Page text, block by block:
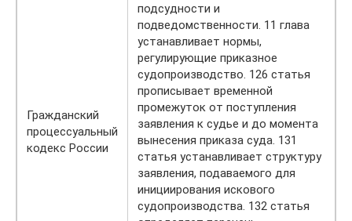
Гражданский
процессуальный
кодекс России
подсудности и
подведомственности. 11 глава
устанавливает нормы,
регулирующие приказное
судопроизводство. 126 статья
прописывает временной
промежуток от поступления
заявления к судье и до момента
вынесения приказа суда. 131
статья устанавливает структуру
заявления, подаваемого для
инициирования искового
судопроизводства. 132 статья